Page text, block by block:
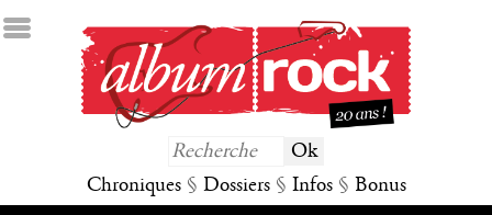
Chroniques § Dossiers § Infos § Bonus